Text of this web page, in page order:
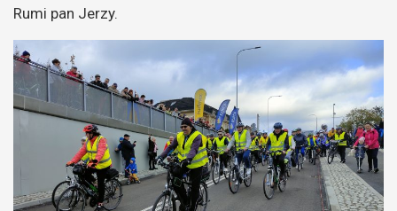
Rumi pan Jerzy.